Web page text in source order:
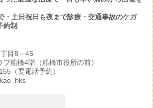
・土日祝日も夜まで診療・交通事故のケガ
約制
目8－45
船橋4階（船橋市役所の前）
（要電話予約）